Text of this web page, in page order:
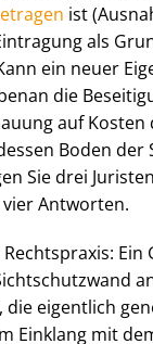
ist
als
ein neuer
die
auf
Boden der
Sie drei
Antworten.
die eigentlich
Einklang mit